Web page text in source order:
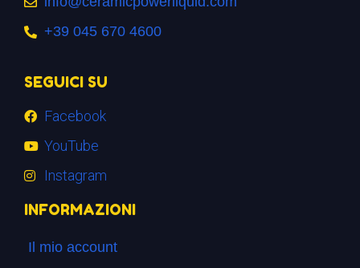
+39 045 670 4600
SEGUICI SU
Facebook
YouTube
Instagram
INFORMAZIONI
Il mio account